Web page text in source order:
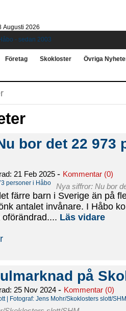
Αugusti 2026
Företag Skokloster Övriga
bor det 22 973
21 Feb 2025 - Kommentar (0)
Nya siffror: Nu bor
färre barn i Sverige än på
antalet invånare. I Håbo
Läs vidare
på
25 Nov 2024 - Kommentar (0)